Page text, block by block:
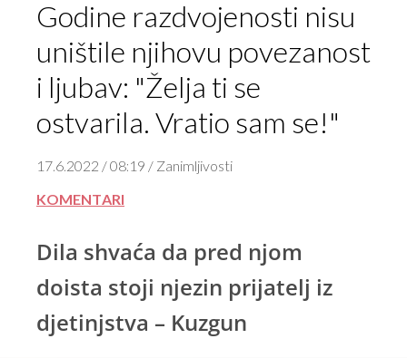
Godine razdvojenosti nisu
uništile njihovu povezanost
i ljubav: "Želja ti se
ostvarila. Vratio sam se!"
17.6.2022 / 08:19 / Zanimljivosti
KOMENTARI
Dila shvaća da pred njom
doista stoji njezin prijatelj iz
djetinjstva – Kuzgun